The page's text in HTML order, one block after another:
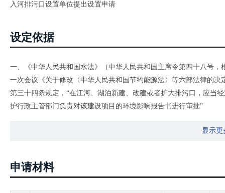
入河排污口设置单位提出设置申请
设定依据
一、《中华人民共和国水法》（中华人民共和国主席令第四十八号
一次会议《关于修改〈中华人民共和国节约能源法〉等六部法律的决
第三十四条规定，“在江河、湖泊新建、改建或者扩大排污口，应当
护行政主管部门负责对该建设项目的环境影响报告书进行审批”
表大会常务委员会第二十八次会议修正，自2018年1月1日起施行）
在审批环境影响评价文件时，应当征求交通、渔业主管部门的意见
显示更
申请材料